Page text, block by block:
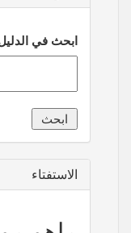
ابحث في
الاستفتاء